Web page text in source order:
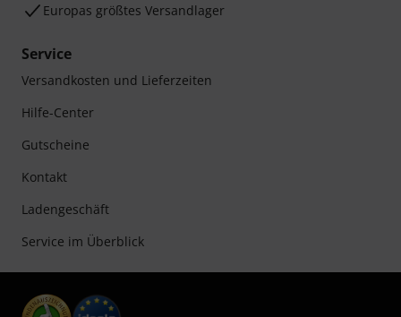
Europas größtes Versandlager
Service
Versandkosten und Lieferzeiten
Hilfe-Center
Gutscheine
Kontakt
Ladengeschäft
Service im Überblick